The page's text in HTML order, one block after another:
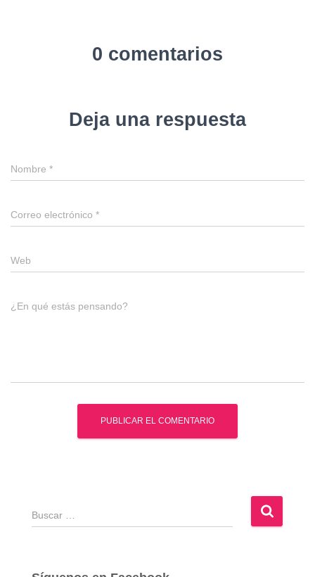
0 comentarios
Deja una respuesta
Nombre *
Correo electrónico *
Web
¿En qué estás pensando?
B
u
a